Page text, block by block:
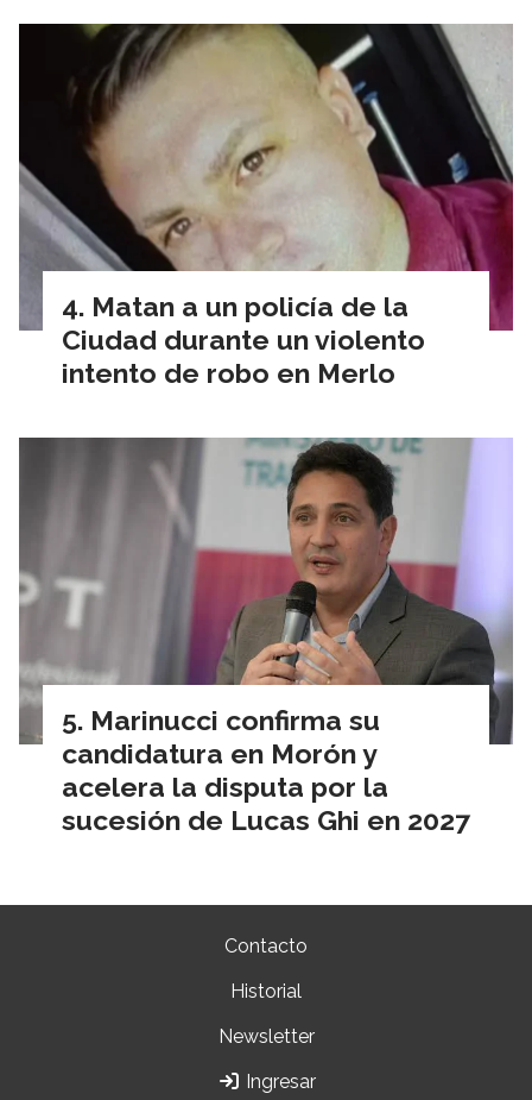
Matan a un policía de la
Ciudad durante un violento
intento de robo en Merlo
Marinucci confirma su
candidatura en Morón y
acelera la disputa por la
sucesión de Lucas Ghi en 2027
Contacto
Historial
Newsletter
Ingresar